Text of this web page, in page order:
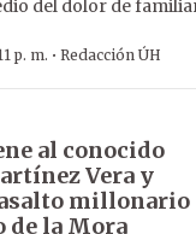
del dolor de
p. m. · Redacción ÚH
al conocido
Vera y
millonario
de la Mora